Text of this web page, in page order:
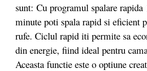
sunt: Cu programul spalare rapida
minute poti spala rapid si eficient
rufe. Ciclul rapid iti permite sa
din energie, fiind ideal pentru
Aceasta functie este o optiune